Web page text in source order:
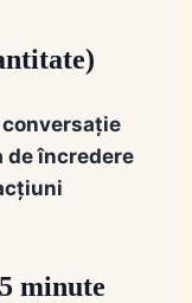
de încredere
minute